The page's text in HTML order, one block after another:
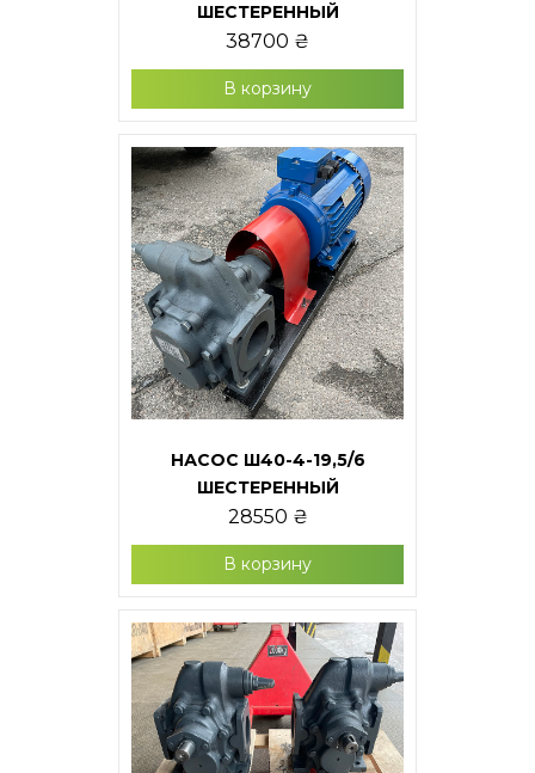
ШЕСТЕРЕННЫЙ
38700 ₴
В корзину
НАСОС Ш40-4-19,5/6
ШЕСТЕРЕННЫЙ
28550 ₴
В корзину